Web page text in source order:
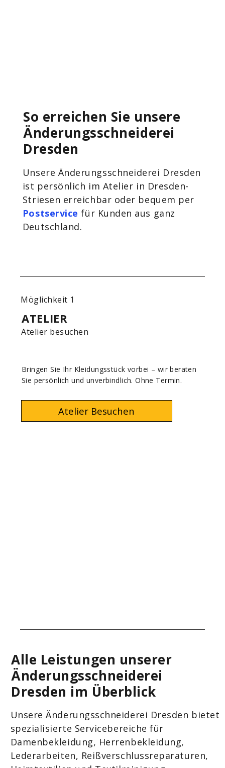
So erreichen Sie unsere
Änderungsschneiderei
Dresden
Unsere Änderungsschneiderei Dresden
ist persönlich im Atelier in Dresden-
Striesen erreichbar oder bequem per
Postservice für Kunden aus ganz
Deutschland.
Möglichkeit 1
ATELIER
Atelier besuchen
Atelier Besuchen
Bringen Sie Ihr Kleidungsstück vorbei – wir beraten
Sie persönlich und unverbindlich. Ohne Termin.
Alle Leistungen unserer
Änderungsschneiderei
Dresden im Überblick
Unsere Änderungsschneiderei Dresden bietet
spezialisierte Servicebereiche für
Damenbekleidung, Herrenbekleidung,
Lederarbeiten, Reißverschlussreparaturen,